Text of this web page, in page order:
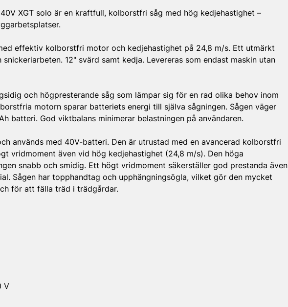
XGT solo är en kraftfull, kolborstfri såg med hög kedjehastighet –
effektiv kolborstfri motor och kedjehastighet på 24,8 m/s. Ett utmärkt
12" svärd samt kedja. Levereras som endast maskin utan
och högpresterande såg som lämpar sig för en rad olika behov inom
motorn sparar batteriets energi till själva sågningen. Sågen väger
batteri. God viktbalans minimerar belastningen på användaren.
används med 40V-batteri. Den är utrustad med en avancerad kolborstfri
vridmoment även vid hög kedjehastighet (24,8 m/s). Den höga
snabb och smidig. Ett högt vridmoment säkerställer god prestanda även
Sågen har topphandtag och upphängningsögla, vilket gör den mycket
för att fälla träd i trädgårdar.
V